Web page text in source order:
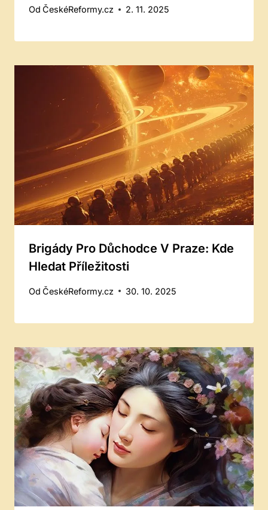
Od ČeskéReformy.cz 2. 11. 2025
Brigády Pro Důchodce V Praze: Kde
Hledat Příležitosti
Od ČeskéReformy.cz 30. 10. 2025